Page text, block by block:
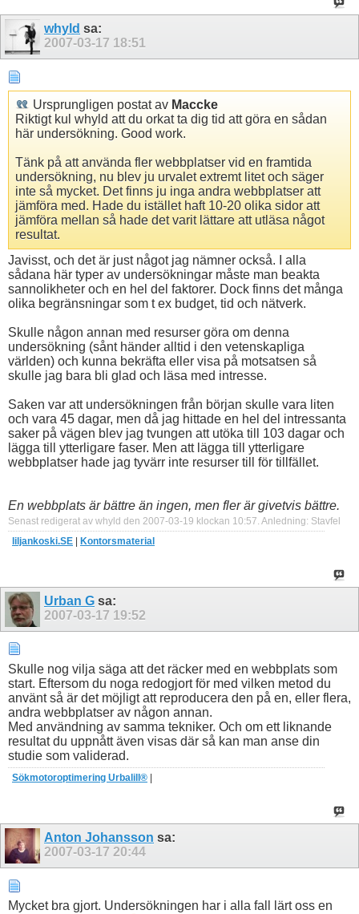
whyld sa:
2007-03-17 18:51
Ursprungligen postat av Maccke
Riktigt kul whyld att du orkat ta dig tid att göra en sådan
här undersökning. Good work.
Tänk på att använda fler webbplatser vid en framtida
undersökning, nu blev ju urvalet extremt litet och säger
inte så mycket. Det finns ju inga andra webbplatser att
jämföra med. Hade du istället haft 10-20 olika sidor att
jämföra mellan så hade det varit lättare att utläsa något
resultat.
Javisst, och det är just något jag nämner också. I alla
sådana här typer av undersökningar måste man beakta
sannolikheter och en hel del faktorer. Dock finns det många
olika begränsningar som t ex budget, tid och nätverk.
Skulle någon annan med resurser göra om denna
undersökning (sånt händer alltid i den vetenskapliga
världen) och kunna bekräfta eller visa på motsatsen så
skulle jag bara bli glad och läsa med intresse.
Saken var att undersökningen från början skulle vara liten
och vara 45 dagar, men då jag hittade en hel del intressanta
saker på vägen blev jag tvungen att utöka till 103 dagar och
lägga till ytterligare faser. Men att lägga till ytterligare
webbplatser hade jag tyvärr inte resurser till för tillfället.
En webbplats är bättre än ingen, men fler är givetvis bättre.
Senast redigerat av whyld den 2007-03-19 klockan 10:57. Anledning: Stavfel
liljankoski.SE | Kontorsmaterial
Urban G sa:
2007-03-17 19:52
Skulle nog vilja säga att det räcker med en webbplats som
start. Eftersom du noga redogjort för med vilken metod du
använt så är det möjligt att reproducera den på en, eller flera,
andra webbplatser av någon annan.
Med användning av samma tekniker. Och om ett liknande
resultat du uppnått även visas där så kan man anse din
studie som validerad.
Sökmotoroptimering Urbalill®
Anton Johansson sa:
2007-03-17 20:44
Mycket bra gjort. Undersökningen har i alla fall lärt oss en